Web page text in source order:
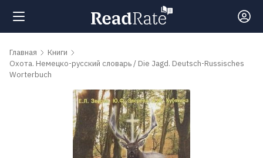
Поиск
Главная
Книги
Охота. Немецко-русский словарь / Die Jagd. Deutsch-Russisches
Worterbuch